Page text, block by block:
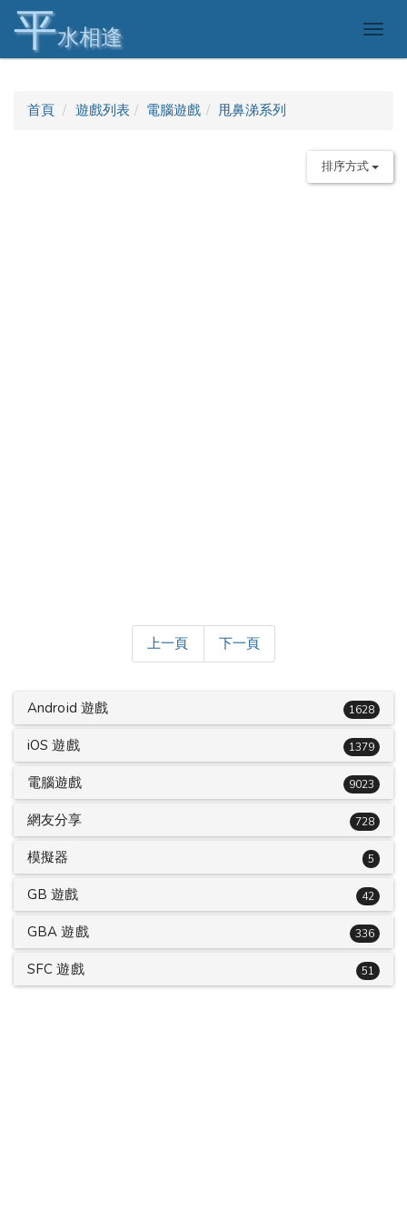
平水相逢
首頁 遊戲列表 電腦遊戲 甩鼻涕系列
排序方式
上一頁 下一頁
Android 遊戲 1628
iOS 遊戲 1379
電腦遊戲 9023
網友分享 728
模擬器 5
GB 遊戲 42
GBA 遊戲 336
SFC 遊戲 51